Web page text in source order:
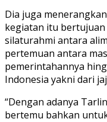
Dia juga
kegiatan itu
silaturahmi antara
pertemuan antara
pemerintahannya
Indonesia yakni dari
“Dengan adanya
bertemu bahkan